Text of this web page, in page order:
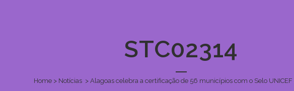
STC02314
Home> Notícias > Alagoas celebra a certificação de 56 municípios com o Selo UNICEF